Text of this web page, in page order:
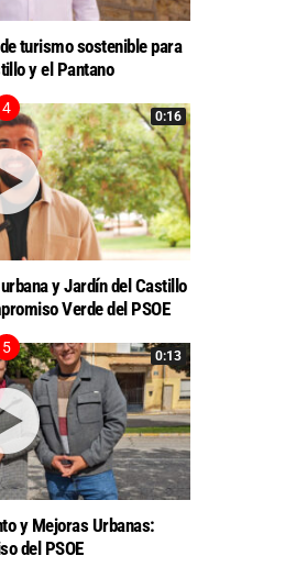
turismo sostenible para
y el Pantano
0:16
y Jardín del Castillo
Verde del PSOE
0:13
y Mejoras Urbanas:
del PSOE